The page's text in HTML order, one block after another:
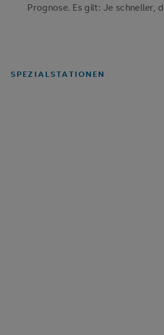
Prognose. Es gilt: Je schneller,
SPEZIALSTATIONEN